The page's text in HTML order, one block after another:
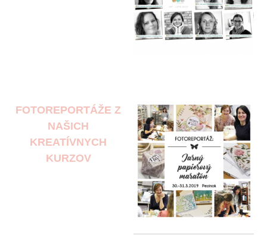
FOTOREPORTÁŽE Z
NAŠICH
KREATÍVNYCH
KURZOV